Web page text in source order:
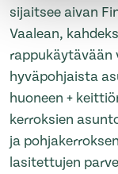
sijaitsee aivan
Vaalean,
rappukäytävään
hyväpohjaista
huoneen +
kerroksien
ja
lasitettujen